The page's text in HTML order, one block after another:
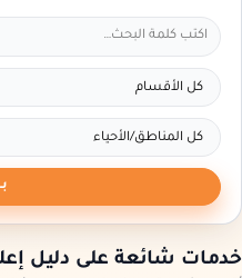
خدمات شائعة على دليل